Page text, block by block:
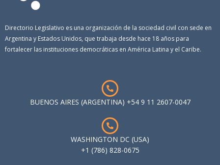
Directorio Legislativo es una organización de la sociedad civil con sede en
Argentina y Estados Unidos, que trabaja desde hace 18 años para
fortalecer las instituciones democráticas en América Latina y el Caribe.
BUENOS AIRES (ARGENTINA) +54 9 11 2607-0047
WASHINGTON DC (USA)
+1 (786) 828-0675